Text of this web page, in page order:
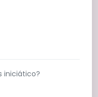
iniciático?